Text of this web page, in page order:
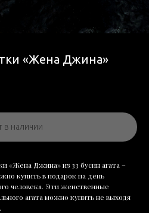
«Жена Джина»
в наличии
«Жена Джина» из 33 бусин агата –
купить в подарок на день
человека. Эти женственные
агата можно купить не выходя